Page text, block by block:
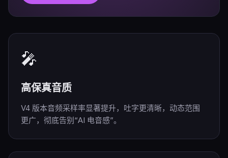
🎤
高保真音质
V4 版本音频采样率显著提升，吐字更清晰，动态范围
更广，彻底告别“AI 电音感”。